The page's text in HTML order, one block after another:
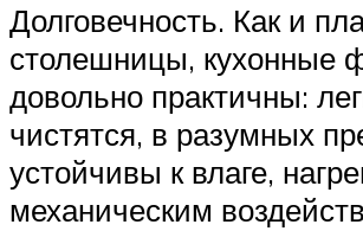
Долговечность. Как и
столешницы, кухонные
довольно практичны:
чистятся, в разумных
устойчивы к влаге,
механическим